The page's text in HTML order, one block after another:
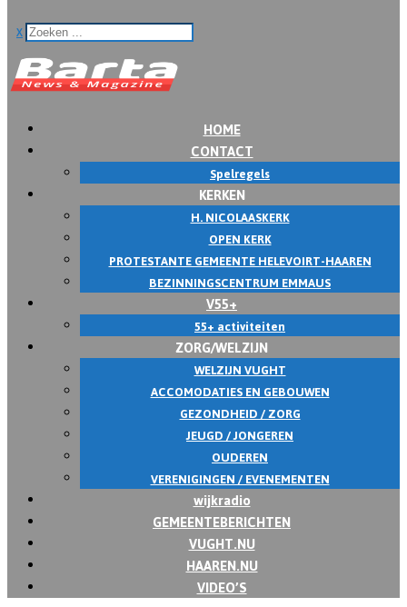
x
HOME
CONTACT
Spelregels
KERKEN
H. NICOLAASKERK
OPEN KERK
PROTESTANTE GEMEENTE HELEVOIRT-HAAREN
BEZINNINGSCENTRUM EMMAUS
V55+
55+ activiteiten
ZORG/WELZIJN
WELZIJN VUGHT
ACCOMODATIES EN GEBOUWEN
GEZONDHEID / ZORG
JEUGD / JONGEREN
OUDEREN
VERENIGINGEN / EVENEMENTEN
wijkradio
GEMEENTEBERICHTEN
VUGHT.NU
HAAREN.NU
VIDEO’S